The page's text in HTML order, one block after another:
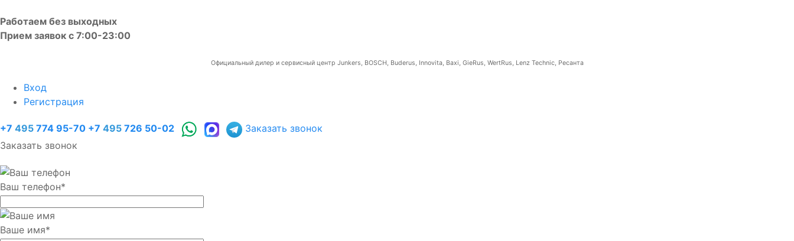
Работаем без выходных
Прием заявок с 7:00-23:00
Официальный дилер и сервисный центр Junkers, BOSCH, Buderus, Innovita, Baxi, GieRus, WertRus, Lenz Technic, Ресанта
Вход
Регистрация
+7 495 774 95-70 +7 495 726 50-02
Заказать звонок
Заказать звонок
Ваш телефон*
Ваше имя*